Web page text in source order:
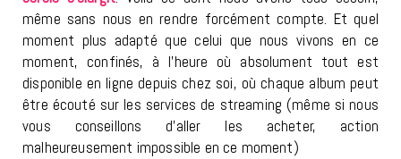
même sans nous en rendre forcément compte. Et quel
moment plus adapté que celui que nous vivons en ce
moment, confinés, à l’heure où absolument tout est
disponible en ligne depuis chez soi, où chaque album peut
être écouté sur les services de streaming (même si nous
vous conseillons d’aller les acheter, action
malheureusement impossible en ce moment)